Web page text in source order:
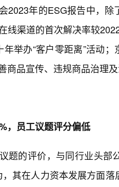
2023年的ESG报告中，
线渠道的首次解决率较
举办“客户零距离”活动
商品宣传、违规商品治理
，员工议题评分偏低
题的评价，与同行业头
其在人力资本发展方面